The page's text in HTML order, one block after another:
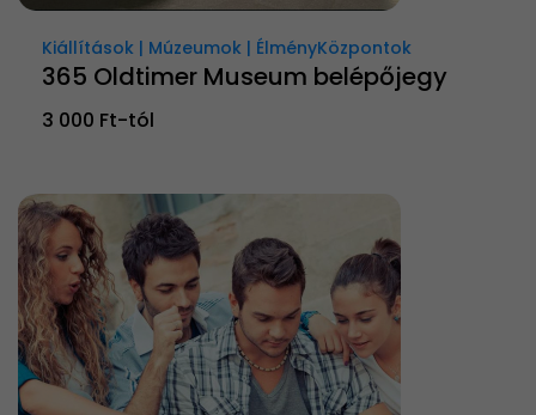
Kiállítások | Múzeumok | ÉlményKözpontok
365 Oldtimer Museum belépőjegy
3 000 Ft-tól